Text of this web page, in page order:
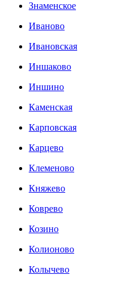
Знаменское
Иваново
Ивановская
Иншаково
Иншино
Каменская
Карповская
Карцево
Клеменово
Княжево
Коврево
Козино
Колионово
Колычево